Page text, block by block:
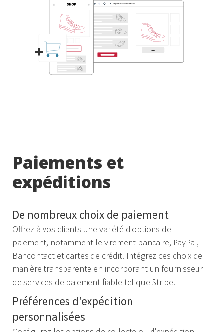
Paiements et
expéditions
De nombreux choix de paiement
Offrez à vos clients une variété d'options de
paiement, notamment le virement bancaire, PayPal,
Bancontact et cartes de crédit. Intégrez ces choix de
manière transparente en incorporant un fournisseur
de services de paiement fiable tel que Stripe.
Préférences d'expédition
personnalisées